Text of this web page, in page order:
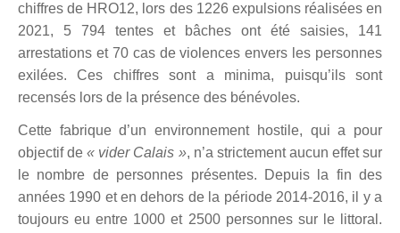
chiffres de HRO12, lors des 1226 expulsions réalisées en
2021, 5 794 tentes et bâches ont été saisies, 141
arrestations et 70 cas de violences envers les personnes
exilées. Ces chiffres sont a minima, puisqu’ils sont
recensés lors de la présence des bénévoles.
Cette fabrique d’un environnement hostile, qui a pour
objectif de« vider Calais », n’a strictement aucun effet sur
le nombre de personnes présentes. Depuis la fin des
années 1990 et en dehors de la période 2014-2016, il y a
toujours eu entre 1000 et 2500 personnes sur le littoral.